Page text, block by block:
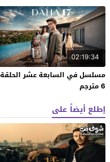
02:19:34
مسلسل في السابعة عشر الحلقة
6 مترجم
إطلع أيضاً على